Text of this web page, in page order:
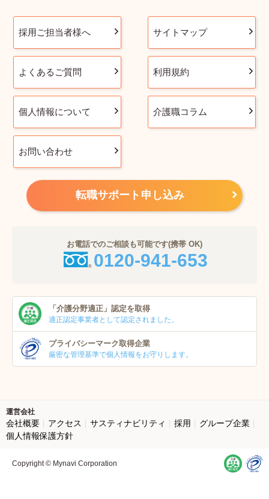
採用ご担当者様へ サイトマップ
よくあるご質問 利用規約
個人情報について 介護職コラム
お問い合わせ
転職サポート申し込み
お電話でのご相談も可能です(携帯 OK)
0120-941-653
「介護分野適正」 認定を取得
適正認定事業者として認定されました。
プライバシーマーク取得企業
厳密な管理基準で個人情報をお守りします。
運営会社
会社概要 アクセス サスティナビリティ 採用
グループ企業
個人情報保護方針
Copyright © Mynavi Corporation